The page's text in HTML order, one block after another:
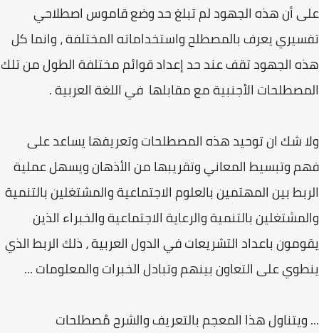
على أن هذه الجهود لم تبلغ حد وضع قاموس اصطلاحي
تفسيري يعرف بالمصطلح واستخداماته المختلفة ، وانما كل
هذه الجهود تقف عند حد إعداد قوائم مختلفة الطول من تلك
المصطلحات الأجنبية مع مقابلها في اللغة العربية .
ولا شك ان توحيد هذه المصطلحات وتعريفها يساعد على
فهم وتبسيط المعاني وتقريبها من الأذهان ويسهل عملية
الربط بين المهتمين بالعلوم الاجتماعية والمشتغلين بالتنمية
والمشتغلين بالتنمية والرعاية الاجتماعية والخبراء الذين
يقومون باعداد التشريعات في الدول العربية ، ذلك الربط الذي
ينطوي على التعاون بينهم وتبادل الخبرات والمعلومات ...
... ويتناول هذا المعجم بالتعريف والشرح مُصطلحات